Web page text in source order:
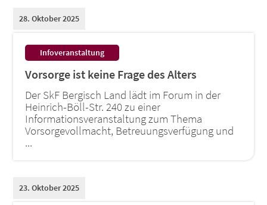
Infoveranstaltung:
Vorsorge ist keine Frage des Alters
28. Oktober 2025
Der SkF Bergisch Land lädt im Forum in der
Heinrich-Böll-Str. 240 zu einer
Informationsveranstaltung zum Thema
Vorsorgevollmacht, Betreuungsverfügung und
...
23. Oktober 2025